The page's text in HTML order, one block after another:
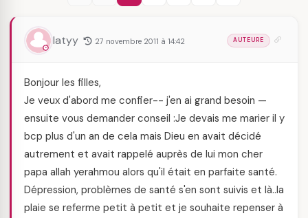
latyy 27 novembre 2011 à 14:42 AUTEURE
Bonjour les filles,
Je veux d'abord me confier-- j'en ai grand besoin —
ensuite vous demander conseil :Je devais me marier il y
bcp plus d'un an de cela mais Dieu en avait décidé
autrement et avait rappelé auprès de lui mon cher
papa allah yerahmou alors qu'il était en parfaite santé.
Dépression, problèmes de santé s'en sont suivis et là..la
plaie se referme petit à petit et je souhaite repenser à